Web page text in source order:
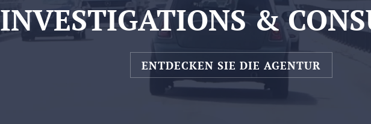
INVESTIGATIONS &
ENTDECKEN SIE DIE AGENTUR